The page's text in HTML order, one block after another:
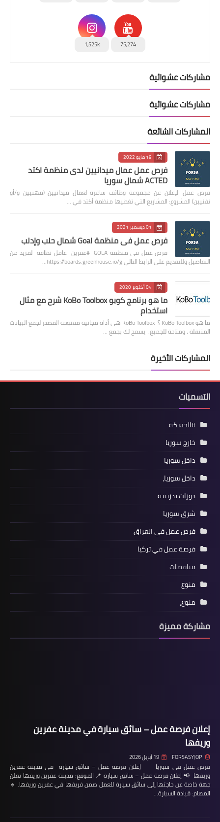
75,274
1,525k
مشاركات عشوائية
مشاركات عشوائية
المشاركات الشائعة
19 مايو 2022
فرص عمل عمال ميدانيين لدى منظمة اكتد
ACTED شمال سوريا
فرص عمل الإعلان عن مجموعة وظائف شاغرة لعمال ميدانيين (مهنيين و/أو
تقنيين) المشروع: المشاريع التي تغطيها منظمة أكتد في …
01 ديسمبر 2021
فرص عمل في منظمة Goal شمال حلب وإدلب
فرص عمل في منظمة GOLA #عفرين عامل نظافة لمزيد من
التفاصيل وللتقديم على الرابط التالي https://boards.greenhouse.io/g…
04 أكتوبر 2020
ما هو برنامج كوبو KoBo Toolbox شرح مع مثال
استخدام
ما هو KoBo Toolbox ؟ KoBo Toolbox هي أداة مجانية مفتوحة المصدر لجمع البيانات
المتنقلة ، ومتاحة للجميع. يسمح لك بجمع …
المشاركات الأخيرة
التسميات
#الحسكة
خارج سوريا
داخل سوريا
داخل سوريا،
دورات تدريبية
شرق سوريا
فرص عمل في العراق
فرصة عمل في تركيا
مناقصات
منوع
منوع،
مشاركة مميزة
إعلان فرصة عمل – سائق سيارة في مدينة عفرين
وريفها
FORSASYJOP 19 أبريل 2026
فرص عمل في سوريا إعلان فرصة عمل – سائق سيارة في مدينة عفرين
وريفها 📢 إعلان فرصة عمل – سائق سيارة 📍 الموقع: مدينة عفرين وريفها تعلن
جهة خاصة عن حاجتها إلى سائق سيارة للعمل ضمن فريقها في عفرين وريفها. 🔹
المهام: قيادة السيارة…